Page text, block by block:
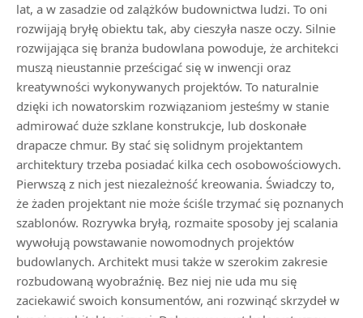
lat, a w zasadzie od zalążków budownictwa ludzi. To oni
rozwijają bryłę obiektu tak, aby cieszyła nasze oczy. Silnie
rozwijająca się branża budowlana powoduje, że architekci
muszą nieustannie prześcigać się w inwencji oraz
kreatywności wykonywanych projektów. To naturalnie
dzięki ich nowatorskim rozwiązaniom jesteśmy w stanie
admirować duże szklane konstrukcje, lub doskonałe
drapacze chmur. By stać się solidnym projektantem
architektury trzeba posiadać kilka cech osobowościowych.
Pierwszą z nich jest niezależność kreowania. Świadczy to,
że żaden projektant nie może ściśle trzymać się poznanych
szablonów. Rozrywka bryłą, rozmaite sposoby jej scalania
wywołują powstawanie nowomodnych projektów
budowlanych. Architekt musi także w szerokim zakresie
rozbudowaną wyobraźnię. Bez niej nie uda mu się
zaciekawić swoich konsumentów, ani rozwinąć skrzydeł w